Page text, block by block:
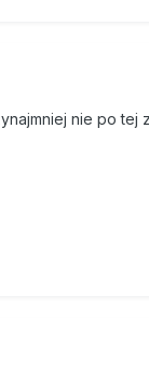
nie po tej